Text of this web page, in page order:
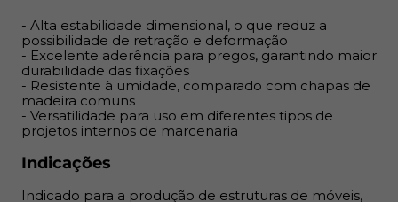
sendo recomendado para áreas úmidas ou com alta
exposição a água.
- Alta estabilidade dimensional, o que reduz a
possibilidade de retração e deformação
- Excelente aderência para pregos, garantindo maior
durabilidade das fixações
- Resistente à umidade, comparado com chapas de
madeira comuns
- Versatilidade para uso em diferentes tipos de
projetos internos de marcenaria
Indicações
Indicado para a produção de estruturas de móveis,